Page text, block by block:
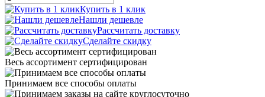
Купить в 1 клик
Нашли дешевле
Рассчитать доставку
Сделайте скидку
Весь ассортимент сертифицирован
Принимаем все способы оплаты